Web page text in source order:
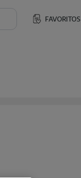
FAVORITOS